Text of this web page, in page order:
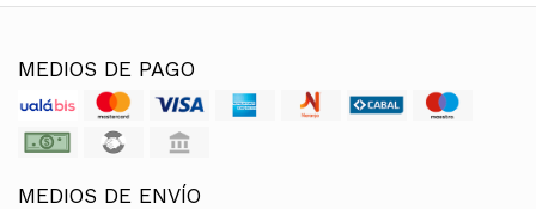
MEDIOS DE PAGO
MEDIOS DE ENVÍO